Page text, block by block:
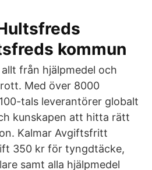
kommun
från hjälpmedel och
Med över 8000
tals leverantörer globalt
kunskapen att hitta rätt
Kalmar Avgiftsfritt
350 kr för tyngdtäcke,
samt alla hjälpmedel